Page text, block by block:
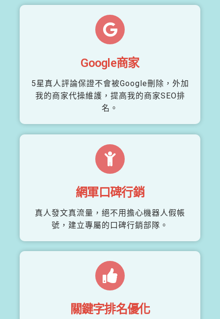
Google商家
5星真人評論保證不會被Google刪除，外加
我的商家代操維護，提高我的商家SEO排
名。
網軍口碑行銷
真人發文真流量，絕不用擔心機器人假帳
號，建立專屬的口碑行銷部隊。
關鍵字排名優化